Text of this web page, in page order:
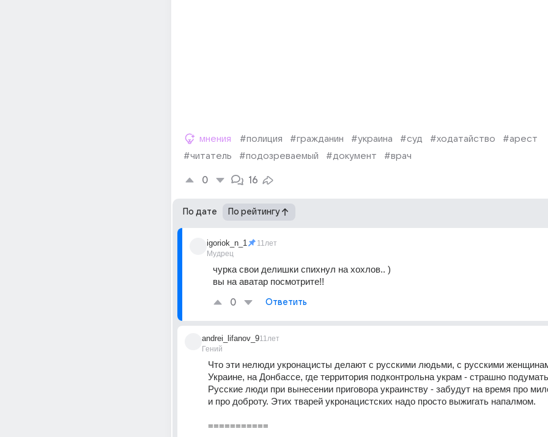
мнения #полиция #гражданин #украина #суд #ходатайство
#арест
#читатель
#подозреваемый #документ #врач
0 16
По дате По рейтингу
igoriok_n_1
Мудрец
11лет
чурка свои делишки спихнул на хохлов.. )
вы на аватар посмотрите!!
0 Ответить
andrei_lifanov_9
Гений
11лет
Что эти нелюди укронацисты делают с русскими людьми, с русскими
Украине, на Донбассе, где территория подконтрольна украм - страшно
Русские люди при вынесении приговора украинству - забудут на время про
и про доброту. Этих тварей укронацистских надо просто выжигать напалмом.
===========